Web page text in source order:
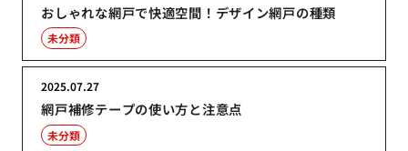
おしゃれな網戸で快適空間！デザイン網戸の種類
未分類
網戸補修テープの使い方と注意点
2025.07.27
未分類